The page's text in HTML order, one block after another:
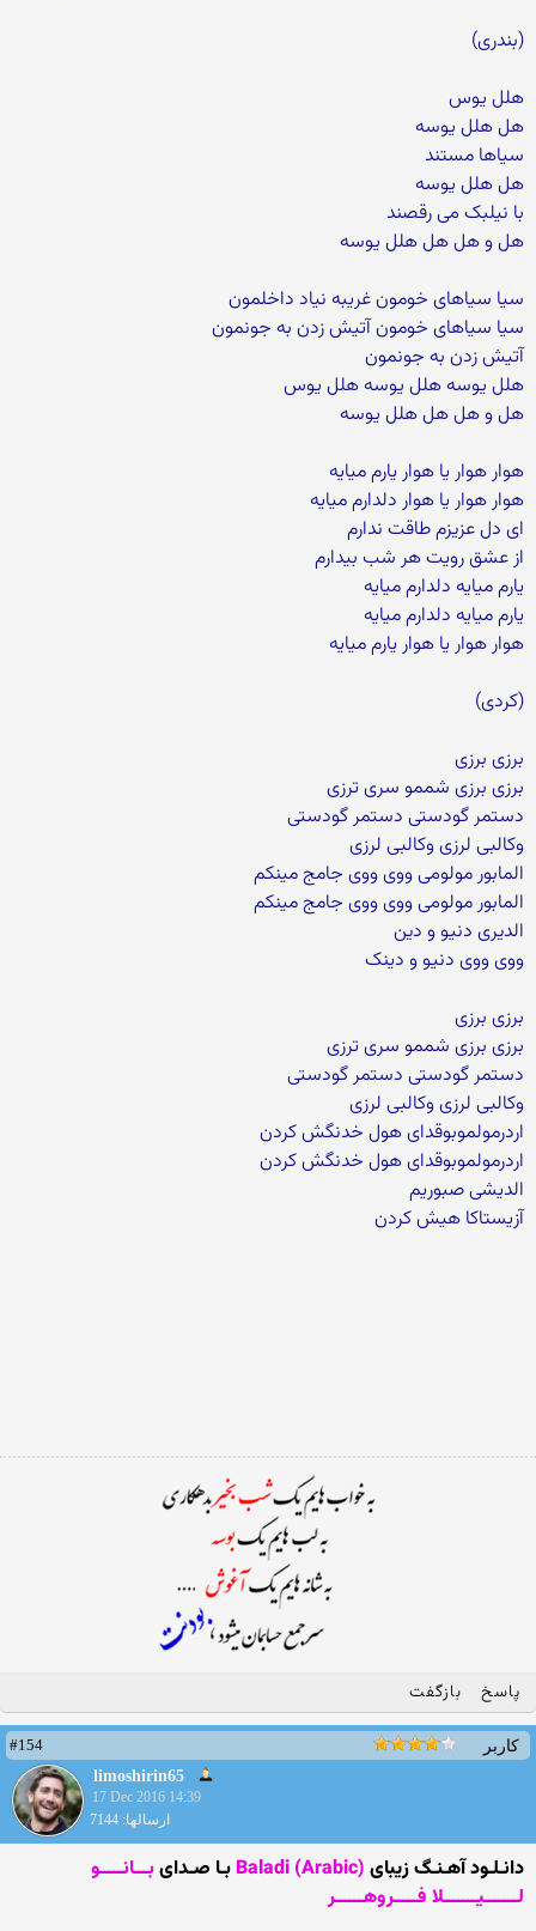
(بندری)
هلل یوس
هل هلل یوسه
سیاها مستند
هل هلل یوسه
با نیلبک می رقصند
هل و هل هل هلل یوسه
سیا سیاهای خومون غریبه نیاد داخلمون
سیا سیاهای خومون آتیش زدن به جونمون
آتیش زدن به جونمون
هلل یوسه هلل یوسه هلل یوس
هل و هل هل هلل یوسه
هوار هوار یا هوار یارم میایه
هوار هوار یا هوار دلدارم میایه
ای دل عزیزم طاقت ندارم
از عشق رویت هر شب بیدارم
یارم میایه دلدارم میایه
یارم میایه دلدارم میایه
هوار هوار یا هوار یارم میایه
(کردی)
برزی برزی
برزی برزی شممو سری ترزی
دستمر گودستی دستمر گودستی
وکالبی لرزی وکالبی لرزی
المابور مولومی ووی ووی جامج مینکم
المابور مولومی ووی ووی جامج مینکم
الدیری دنیو و دین
ووی ووی دنیو و دینک
برزی برزی
برزی برزی شممو سری ترزی
دستمر گودستی دستمر گودستی
وکالبی لرزی وکالبی لرزی
اردرمولموبوقدای هول خدنگش کردن
اردرمولموبوقدای هول خدنگش کردن
الدیشی صبوریم
آزیستاکا هیش کردن
پاسخ بازگفت
کاربر
#154
limoshirin65
17 Dec 2016 14:39
ارسالها: 7144
دانـلـود آهـنـگ زیبای (Baladi (Arabic بـا صـدایبـــانـــــو
لـــــــیـــــــلا فـــــروهــــــر